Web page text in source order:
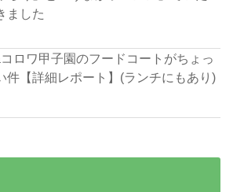
ました
ロワ甲子園のフードコートがちょっ
件【詳細レポート】(ランチにもあり)